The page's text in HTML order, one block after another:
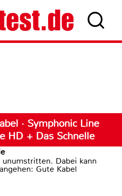
· Symphonic Line
HD + Das Schnelle
Dabei kann
Gute Kabel